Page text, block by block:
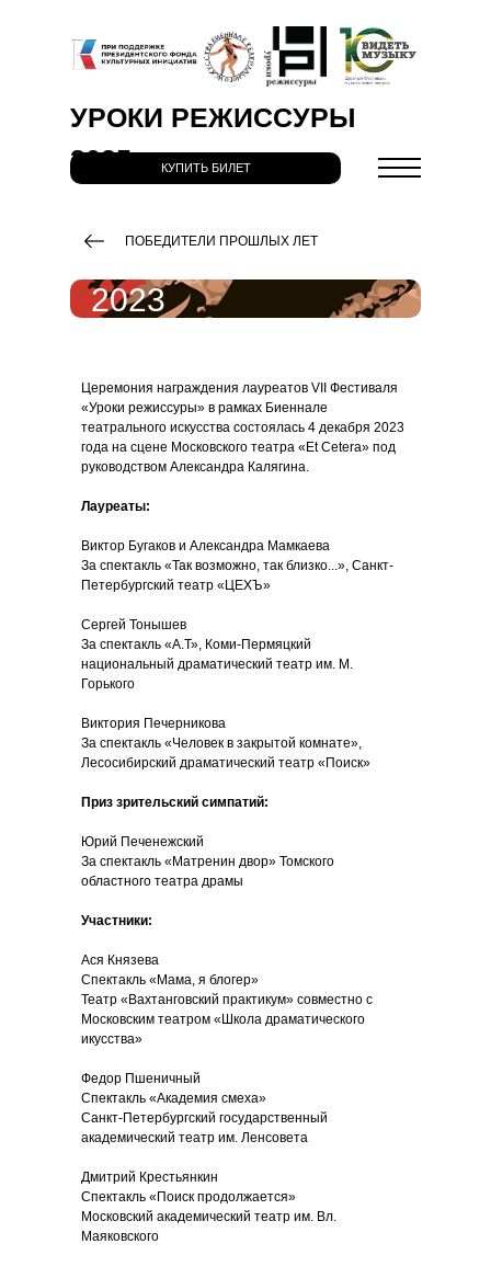
КУПИТЬ БИЛЕТ
УРОКИ РЕЖИССУРЫ
2025
ПОБЕДИТЕЛИ ПРОШЛЫХ ЛЕТ
2023
Церемония награждения лауреатов VII Фестиваля
«Уроки режиссуры» в рамках Биеннале
театрального искусства состоялась 4 декабря 2023
года на сцене Московского театра «Et Cetera» под
руководством Александра Калягина.
Лауреаты:
Виктор Бугаков и Александра Мамкаева
За спектакль «Так возможно, так близко...», Санкт-
Петербургский театр «ЦЕХЪ»
Сергей Тонышев
За спектакль «А.Т», Коми-Пермяцкий
национальный драматический театр им. М.
Горького
Виктория Печерникова
За спектакль «Человек в закрытой комнате»,
Лесосибирский драматический театр «Поиск»
Приз зрительский симпатий:
Юрий Печенежский
За спектакль «Матренин двор» Томского
областного театра драмы
Участники:
Ася Князева
Спектакль «Мама, я блогер»
Театр «Вахтанговский практикум» совместно с
Московским театром «Школа драматического
икусства»
Федор Пшеничный
Спектакль «Академия смеха»
Санкт-Петербургский государственный
академический театр им. Ленсовета
Дмитрий Крестьянкин
Спектакль «Поиск продолжается»
Московский академический театр им. Вл.
Маяковского